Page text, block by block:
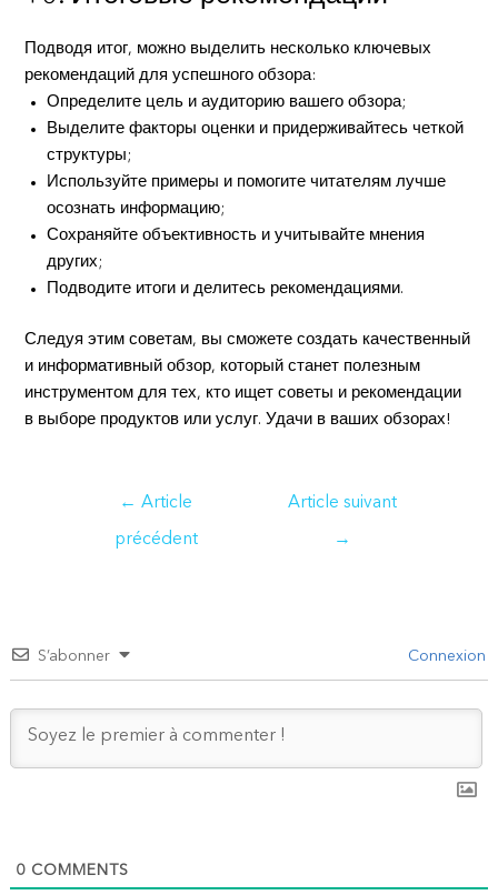
Подводя итог, можно выделить несколько ключевых
рекомендаций для успешного обзора:
Определите цель и аудиторию вашего обзора;
Выделите факторы оценки и придерживайтесь четкой
структуры;
Используйте примеры и помогите читателям лучше
осознать информацию;
Сохраняйте объективность и учитывайте мнения
других;
Подводите итоги и делитесь рекомендациями.
Следуя этим советам, вы сможете создать качественный
и информативный обзор, который станет полезным
инструментом для тех, кто ищет советы и рекомендации
в выборе продуктов или услуг. Удачи в ваших обзорах!
← Article
précédent
Article suivant
→
S’abonner Connexion
0COMMENTS